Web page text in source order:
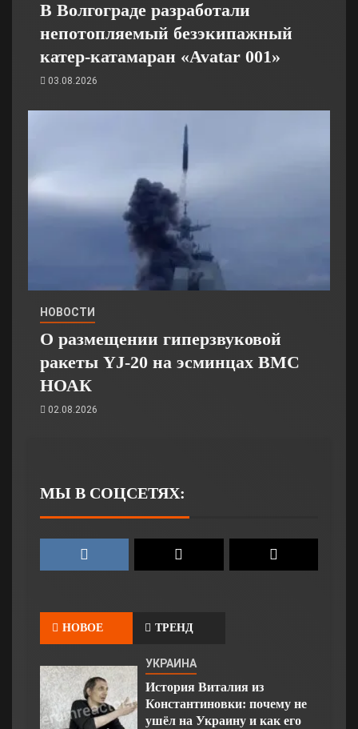
В Волгограде разработали
непотопляемый безэкипажный
катер-катамаран «Avatar 001»
03.08.2026
НОВОСТИ
О размещении гиперзвуковой
ракеты YJ-20 на эсминцах ВМС
НОАК
02.08.2026
МЫ В СОЦСЕТЯХ:
НОВОЕ ТРЕНД
УКРАИНА
История Виталия из
Константиновки: почему не
ушёл на Украину и как его